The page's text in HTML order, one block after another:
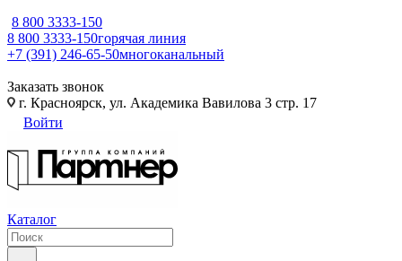
8 800 3333-150
8 800 3333-150горячая линия
+7 (391) 246-65-50многоканальный
Заказать звонок
г. Красноярск, ул. Академика Вавилова 3 стр. 17
Войти
Каталог